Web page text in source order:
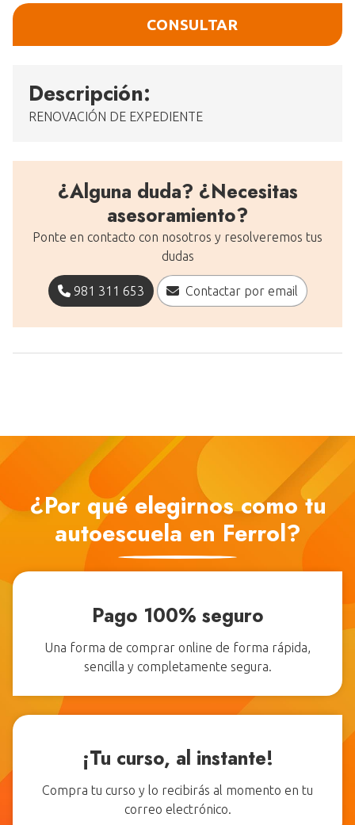
CONSULTAR
Descripción:
RENOVACIÓN DE EXPEDIENTE
¿Alguna duda? ¿Necesitas
asesoramiento?
Ponte en contacto con nosotros y resolveremos tus
dudas
981 311 653 Contactar por email
¿Por qué elegirnos como tu
autoescuela en Ferrol?
Pago 100% seguro
Una forma de comprar online de forma rápida,
sencilla y completamente segura.
¡Tu curso, al instante!
Compra tu curso y lo recibirás al momento en tu
correo electrónico.